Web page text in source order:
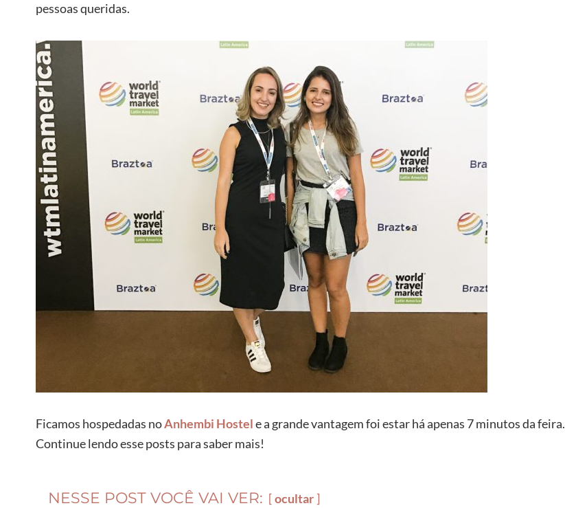
pessoas queridas.
Ficamos hospedadas noAnhembi Hostele a grande vantagem foi estar há apenas 7 minutos da feira.
Continue lendo esse posts para saber mais!
NESSE POST VOCÊ VAI VER: ocultar